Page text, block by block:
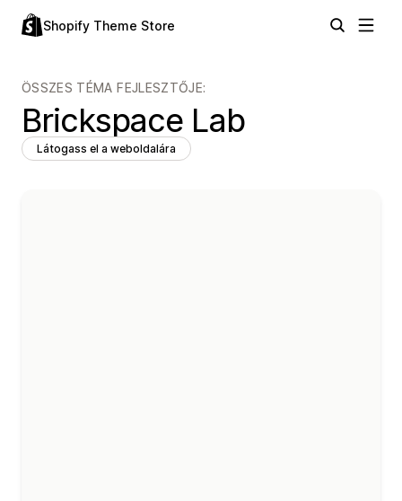
Shopify Theme Store
ÖSSZES TÉMA FEJLESZTŐJE:
Brickspace Lab
Látogass el a weboldalára